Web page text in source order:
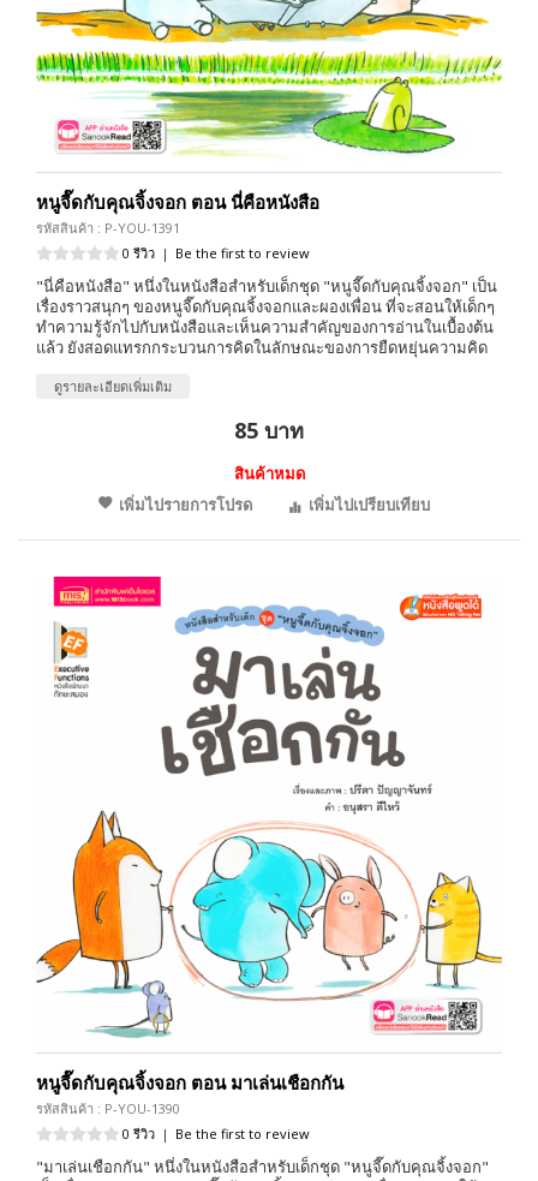
หนูจี๊ดกับคุณจิ้งจอก ตอน นี่คือหนังสือ
รหัสสินค้า : P-YOU-1391
0 รีวิว | Be the first to review
"นี่คือหนังสือ" หนึ่งในหนังสือสำหรับเด็กชุด "หนูจี๊ดกับคุณจิ้งจอก" เป็น
เรื่องราวสนุกๆ ของหนูจี๊ดกับคุณจิ้งจอกและผองเพื่อน ที่จะสอนให้เด็กๆ
ทำความรู้จักไปกับหนังสือและเห็นความสำคัญของการอ่านในเบื้องต้น
แล้ว ยังสอดแทรกกระบวนการคิดในลักษณะของการยืดหยุ่นความคิด
ดูรายละเอียดเพิ่มเติม
85 บาท
สินค้าหมด
เพิ่มไปรายการโปรด
เพิ่มไปเปรียบเทียบ
หนูจี๊ดกับคุณจิ้งจอก ตอน มาเล่นเชือกกัน
รหัสสินค้า : P-YOU-1390
0 รีวิว | Be the first to review
"มาเล่นเชือกกัน" หนึ่งในหนังสือสำหรับเด็กชุด "หนูจี๊ดกับคุณจิ้งจอก"